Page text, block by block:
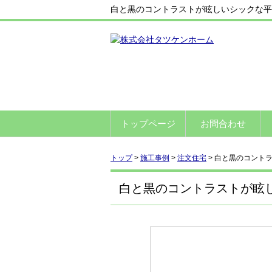
白と黒のコントラストが眩しいシックな
トップページ お問合わせ
トップ> 施工事例 > 注文住宅 > 白と黒のコント
白と黒のコントラストが眩